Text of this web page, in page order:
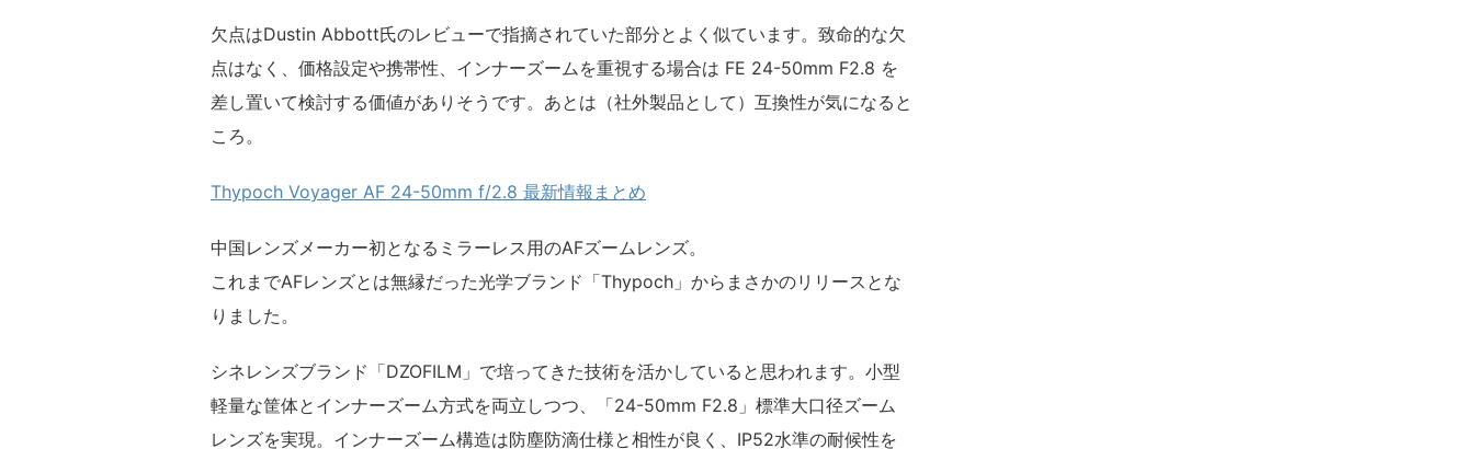
欠点はDustin Abbott氏のレビューで指摘されていた部分とよく似ています。致命的な欠
点はなく、価格設定や携帯性、インナーズームを重視する場合は FE 24-50mm F2.8 を
差し置いて検討する価値がありそうです。あとは（社外製品として）互換性が気になると
ころ。
Thypoch Voyager AF 24-50mm f/2.8 最新情報まとめ
中国レンズメーカー初となるミラーレス用のAFズームレンズ。
これまでAFレンズとは無縁だった光学ブランド「Thypoch」からまさかのリリースとな
りました。
シネレンズブランド「DZOFILM」で培ってきた技術を活かしていると思われます。小型
軽量な筐体とインナーズーム方式を両立しつつ、「24-50mm F2.8」標準大口径ズーム
レンズを実現。インナーズーム構造は防塵防滴仕様と相性が良く、IP52水準の耐候性を